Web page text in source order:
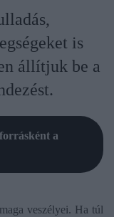
is
állítjuk be a
a
veszélyei. Ha túl